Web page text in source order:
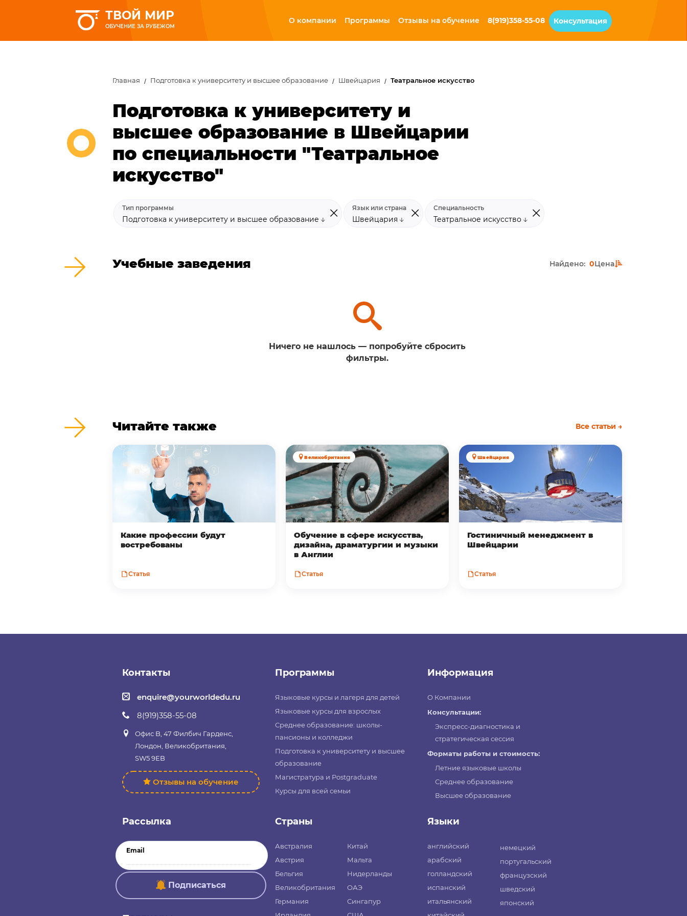
ТВОЙ МИР
ОБУЧЕНИЕ ЗА РУБЕЖОМ
О компании Программы Отзывы на обучение 8(919)358-55-08 Консультация
Главная Подготовка к университету и высшее образование Швейцария Театральное искусство
Подготовка к университету и
высшее образование в Швейцарии
по специальности "Театральное
искусство"
Тип программы
Подготовка к университету и высшее образование
Язык или страна
Швейцария
Специальность
Театральное искусство
Учебные заведения Найдено: 0Цена
Ничего не нашлось — попробуйте сбросить
фильтры.
Читайте также Все статьи →
Какие профессии будут
востребованы
Статья
Великобритания
Обучение в сфере искусства,
дизайна, драматургии и музыки
в Англии
Статья
Швейцария
Гостиничный менеджмент в
Швейцарии
Статья
Контакты
enquire@yourworldedu.ru
8(919)358-55-08
Офис B, 47 Филбич Гарденс,
Лондон, Великобритания,
SW5 9EB
Отзывы на обучение
Программы
Языковые курсы и лагеря для детей
Языковые курсы для взрослых
Среднее образование: школы-
пансионы и колледжи
Подготовка к университету и высшее
образование
Магистратура и Postgraduate
Курсы для всей семьи
Информация
О Компании
Консультации:
Экспресс-диагностика и
стратегическая сессия
Форматы работы и стоимость:
Летние языковые школы
Среднее образование
Высшее образование
Рассылка
Email
Подписаться
Страны
Австралия
Австрия
Бельгия
Великобритания
Германия
Китай
Мальта
Нидерланды
ОАЭ
Сингапур
Языки
английский
арабский
голландский
испанский
итальянский
немецкий
португальский
французский
шведский
японский